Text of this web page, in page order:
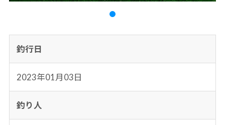
釣行日
2023年01月03日
釣り人